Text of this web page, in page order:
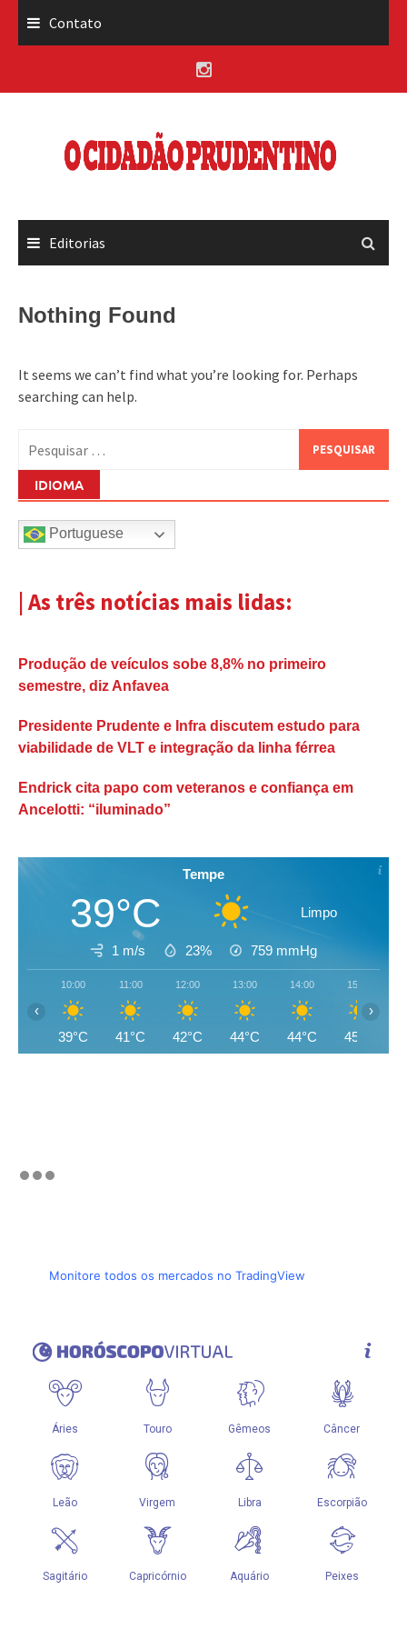
Contato
Editorias
Nothing Found
It seems we can’t find what you’re looking for. Perhaps
searching can help.
por:
IDIOMA
Portuguese
| As três notícias mais lidas:
Produção de veículos sobe 8,8% no primeiro
semestre, diz Anfavea
Presidente Prudente e Infra discutem estudo para
viabilidade de VLT e integração da linha férrea
Endrick cita papo com veteranos e confiança em
Ancelotti: “iluminado”
Tempe
39°C Limpo
1 m/s 23% 759 mmHg
10:00
39°C
11:00
41°C
12:00
42°C
13:00
44°C
14:00
44°C
15:00
45°C
‹ ›
Monitore todos os mercados no TradingView